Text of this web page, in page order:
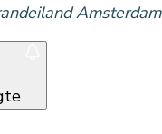
Amsterdam